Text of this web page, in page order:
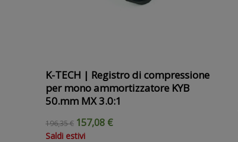
K-TECH | Registro di compressione
per mono ammortizzatore KYB
50.mm MX 3.0:1
196,35 € 157,08 €
Saldi estivi